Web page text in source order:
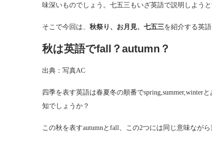
味深いものでしょう。七五三もいざ英語で説明しよう
そこで今回は、 秋祭り、お月見、七五三を紹介する英
秋は英語でfall？autumn？
出典：写真AC
四季を表す英語は春夏冬の順番でspring,summer,winter
知でしょうか？
この秋を表すautumnとfall、この2つには同じ意味ながら